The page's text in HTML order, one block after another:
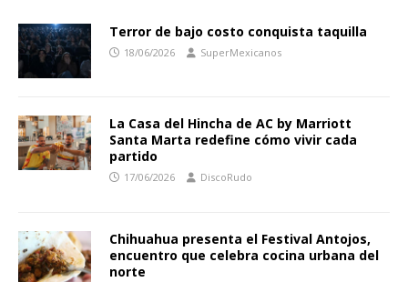
Terror de bajo costo conquista taquilla
18/06/2026 SuperMexicanos
La Casa del Hincha de AC by Marriott
Santa Marta redefine cómo vivir cada
partido
17/06/2026 DiscoRudo
Chihuahua presenta el Festival Antojos,
encuentro que celebra cocina urbana del
norte